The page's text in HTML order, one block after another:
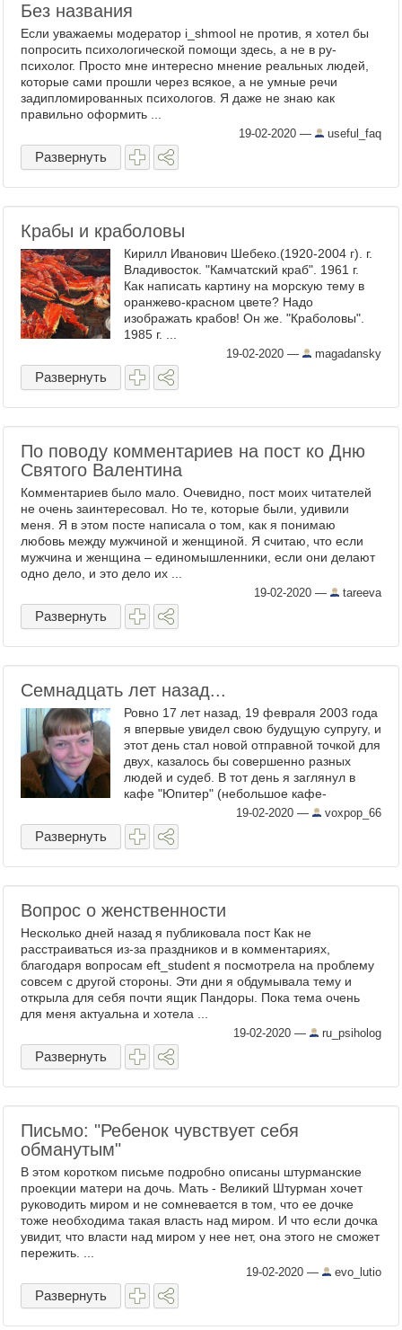
Без названия
Если уважаемы модератор i_shmool не против, я хотел бы
попросить психологической помощи здесь, а не в ру-
психолог. Просто мне интересно мнение реальных людей,
которые сами прошли через всякое, а не умные речи
задипломированных психологов. Я даже не знаю как
правильно оформить ...
19-02-2020 — useful_faq
Развернуть
Крабы и краболовы
Кирилл Иванович Шебеко.(1920-2004 г). г.
Владивосток. "Камчатский краб". 1961 г.
Как написать картину на морскую тему в
оранжево-красном цвете? Надо
изображать крабов! Он же. "Краболовы".
1985 г. ...
19-02-2020 — magadansky
Развернуть
По поводу комментариев на пост ко Дню
Святого Валентина
Комментариев было мало. Очевидно, пост моих читателей
не очень заинтересовал. Но те, которые были, удивили
меня. Я в этом посте написала о том, как я понимаю
любовь между мужчиной и женщиной. Я считаю, что если
мужчина и женщина – единомышленники, если они делают
одно дело, и это дело их ...
19-02-2020 — tareeva
Развернуть
Семнадцать лет назад...
Ровно 17 лет назад, 19 февраля 2003 года
я впервые увидел свою будущую супругу, и
этот день стал новой отправной точкой для
двух, казалось бы совершенно разных
людей и судеб. В тот день я заглянул в
кафе "Юпитер" (небольшое кафе-
стекляшка у метро "Площадь 1905 года"), в
котором ...
19-02-2020 — voxpop_66
Развернуть
Вопрос о женственности
Несколько дней назад я публиковала пост Как не
расстраиваться из-за праздников и в комментариях,
благодаря вопросам eft_student я посмотрела на проблему
совсем с другой стороны. Эти дни я обдумывала тему и
открыла для себя почти ящик Пандоры. Пока тема очень
для меня актуальна и хотела ...
19-02-2020 — ru_psiholog
Развернуть
Письмо: "Ребенок чувствует себя
обманутым"
В этом коротком письме подробно описаны штурманские
проекции матери на дочь. Мать - Великий Штурман хочет
руководить миром и не сомневается в том, что ее дочке
тоже необходима такая власть над миром. И что если дочка
увидит, что власти над миром у нее нет, она этого не сможет
пережить. ...
19-02-2020 — evo_lutio
Развернуть